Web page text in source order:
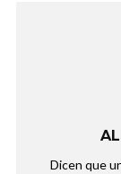
Dicen que